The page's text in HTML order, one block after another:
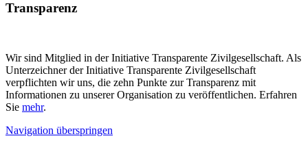
Transparenz
Wir sind Mitglied in der Initiative Transparente Zivilgesellschaft. Als
Unterzeichner der Initiative Transparente Zivilgesellschaft
verpflichten wir uns, die zehn Punkte zur Transparenz mit
Informationen zu unserer Organisation zu veröffentlichen. Erfahren
Sie mehr.
Navigation überspringen